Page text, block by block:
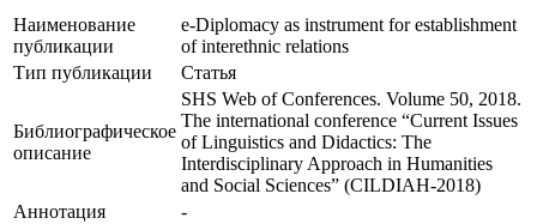
Наименование
публикации
e-Diplomacy as instrument for establishment
of interethnic relations
Тип публикации
Статья
Библиографическое
описание
SHS Web of Conferences. Volume 50, 2018.
The international conference “Current Issues
of Linguistics and Didactics: The
Interdisciplinary Approach in Humanities
and Social Sciences” (CILDIAH-2018)
Аннотация
-